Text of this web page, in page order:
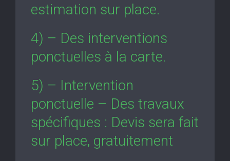
estimation sur place.
4) – Des interventions
ponctuelles à la carte.
5) – Intervention
ponctuelle – Des travaux
spécifiques : Devis sera fait
sur place, gratuitement